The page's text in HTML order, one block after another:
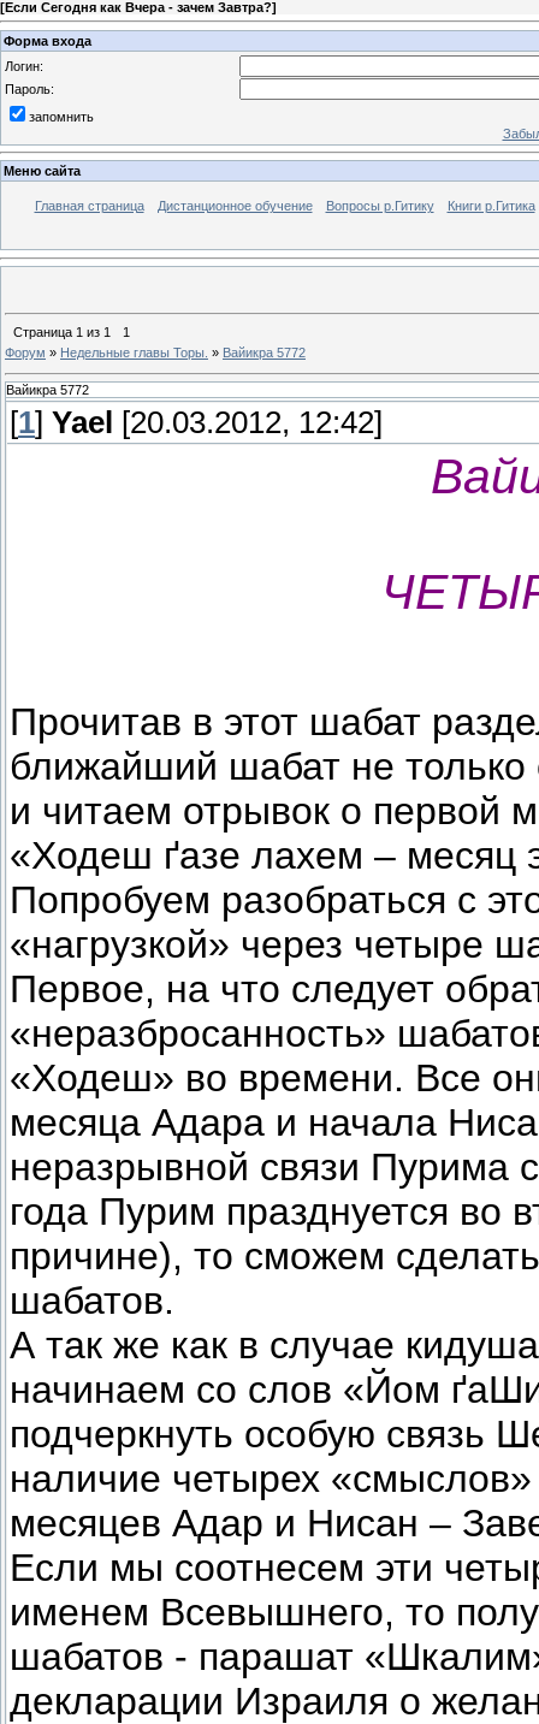
[Если Сегодня как Вчера - зачем Завтра?]
Форма входа
Логин:
Пароль:
запомнить
Меню сайта
Главная страница Дистанционное обучение Вопросы р.Гитику Книги р.Гитика
Страница 1 из 1
1
Форум » Недельные главы Торы. » Вайикра 5772
Вайикра 5772
[1] Yael [20.03.2012, 12:42]
Прочитав в этот шабат
ближайший шабат не
и читаем отрывок о первой
«Ходеш ґазе лахем – месяц
Попробуем разобраться с
«нагрузкой» через четыре
Первое, на что следует
«неразбросанность»
«Ходеш» во времени. Все
месяца Адара и начала
неразрывной связи Пурима
года Пурим празднуется во
причине), то сможем
шабатов.
А так же как в случае
начинаем со слов «Йом
подчеркнуть особую связь
наличие четырех
месяцев Адар и Нисан –
Если мы соотнесем эти
именем Всевышнего, то
шабатов - парашат
декларации Израиля о